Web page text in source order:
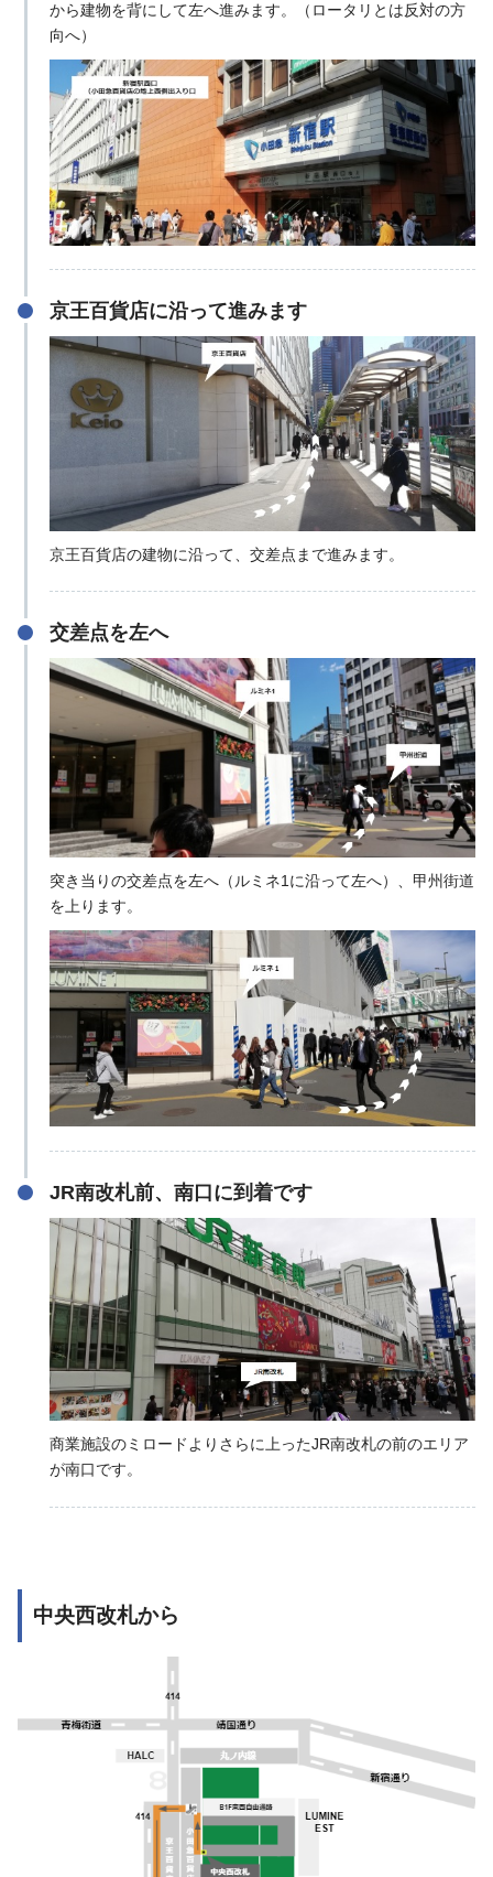
から建物を背にして左へ進みます。（ロータリとは反対の方
向へ）
京王百貨店に沿って進みます
京王百貨店の建物に沿って、交差点まで進みます。
交差点を左へ
突き当りの交差点を左へ（ルミネ1に沿って左へ）、甲州街道
を上ります。
JR南改札前、南口に到着です
商業施設のミロードよりさらに上ったJR南改札の前のエリア
が南口です。
中央西改札から